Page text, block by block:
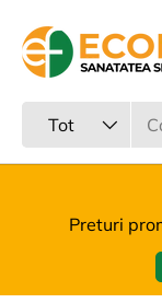
Sari la continut
Tot
Preturi